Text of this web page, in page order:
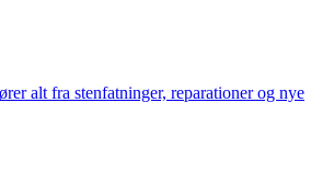
alt fra stenfatninger, reparationer og nye